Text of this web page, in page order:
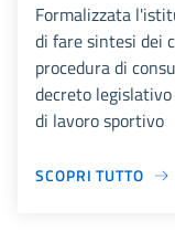
Formalizzata
di fare sintesi dei
procedura di
decreto
di lavoro sportivo
SCOPRI TUTTO